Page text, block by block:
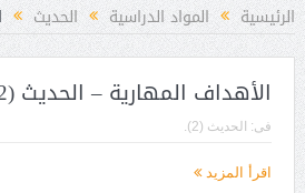
الرئيسية المواد الدراسية الحديث
الأهداف المهارية – الحديث (2).
فى: الحديث (2).
اقرأ المزيد